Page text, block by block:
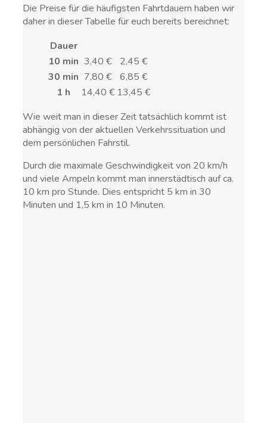
Die Preise für die häufigsten Fahrtdauern haben wir
daher in dieser Tabelle für euch bereits bereichnet:
Dauer
10 min 3,40 €
2,45 €
30 min 7,80 €
6,85 €
1 h
14,40 € 13,45 €
Wie weit man in dieser Zeit tatsächlich kommt ist
abhängig von der aktuellen Verkehrssituation und
dem persönlichen Fahrstil.
Durch die maximale Geschwindigkeit von 20 km/h
und viele Ampeln kommt man innerstädtisch auf ca.
10 km pro Stunde. Dies entspricht 5 km in 30
Minuten und 1,5 km in 10 Minuten.